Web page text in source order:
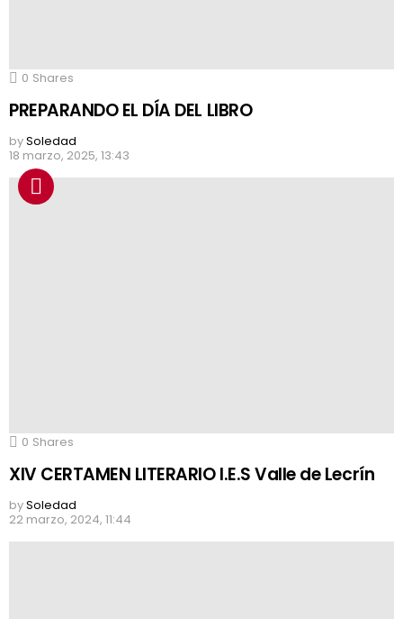
0 Shares
PREPARANDO EL DÍA DEL LIBRO
bySoledad
18 marzo, 2025, 13:43
0 Shares
XIV CERTAMEN LITERARIO I.E.S Valle de Lecrín
bySoledad
22 marzo, 2024, 11:44